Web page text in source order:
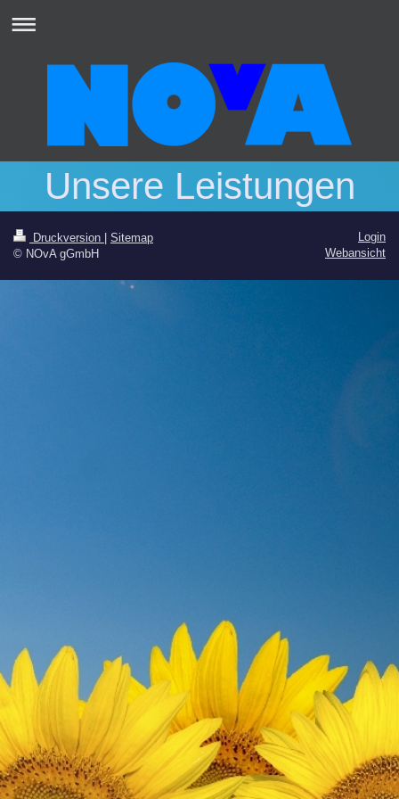
Unsere Leistungen
Druckversion
Sitemap
© NOvA gGmbH
Login
Webansicht